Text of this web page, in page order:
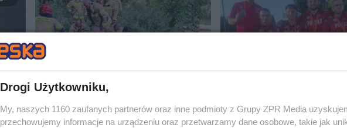
Tragedia w parku w Osieku.
Mistrzostw Europy
Drogi Użytkowniku,
My, naszych 1160 zaufanych partnerów oraz inne podmioty z Grupy ZPR Media
przechowujemy informacje na urządzeniu oraz przetwarzamy dane osobowe, takie jak